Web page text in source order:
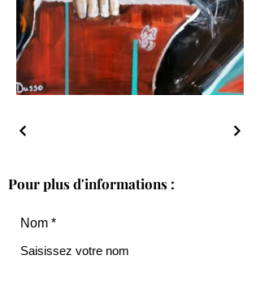
Pour plus d'informations :
Nom